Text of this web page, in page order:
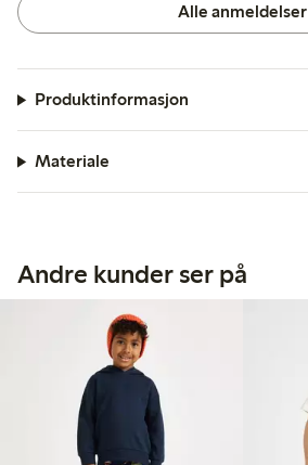
Alle anmeldelser
Produktinformasjon
Materiale
Andre kunder ser på